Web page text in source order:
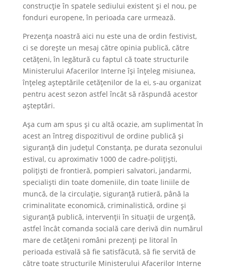
construcție în spatele sediului existent și el nou, pe
fonduri europene, în perioada care urmează.
Prezența noastră aici nu este una de ordin festivist,
ci se dorește un mesaj către opinia publică, către
cetățeni, în legătură cu faptul că toate structurile
Ministerului Afacerilor Interne își înțeleg misiunea,
înțeleg așteptările cetățenilor de la ei, s-au organizat
pentru acest sezon astfel încât să răspundă acestor
așteptări.
Așa cum am spus și cu altă ocazie, am suplimentat în
acest an întreg dispozitivul de ordine publică și
siguranță din județul Constanța, pe durata sezonului
estival, cu aproximativ 1000 de cadre-polițiști,
polițiști de frontieră, pompieri salvatori, jandarmi,
specialiști din toate domeniile, din toate liniile de
muncă, de la circulație, siguranță rutieră, până la
criminalitate economică, criminalistică, ordine și
siguranță publică, intervenții în situații de urgență,
astfel încât comanda socială care derivă din numărul
mare de cetățeni români prezenți pe litoral în
perioada estivală să fie satisfăcută, să fie servită de
către toate structurile Ministerului Afacerilor Interne